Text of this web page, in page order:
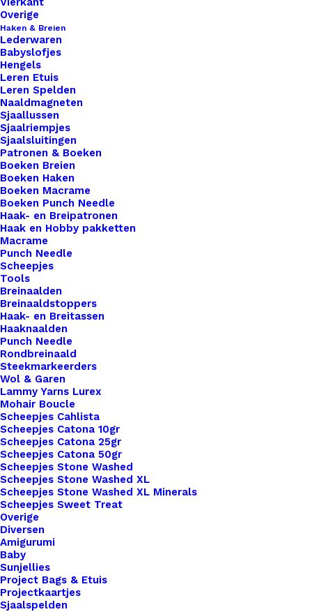
Overige
Haken & Breien
Lederwaren
Babyslofjes
Hengels
Leren Etuis
Leren Spelden
Naaldmagneten
Sjaallussen
Sjaalriempjes
Sjaalsluitingen
Patronen & Boeken
Boeken Breien
Boeken Haken
Boeken Macrame
Boeken Punch Needle
Haak- en Breipatronen
Haak en Hobby pakketten
Macrame
Punch Needle
Scheepjes
Tools
Breinaalden
Breinaaldstoppers
Haak- en Breitassen
Haaknaalden
Punch Needle
Rondbreinaald
Steekmarkeerders
Wol & Garen
Lammy Yarns Lurex
Mohair Boucle
Scheepjes Cahlista
Scheepjes Catona 10gr
Scheepjes Catona 25gr
Scheepjes Catona 50gr
Scheepjes Stone Washed
Scheepjes Stone Washed XL
Scheepjes Stone Washed XL Minerals
Scheepjes Sweet Treat
Overige
Diversen
Amigurumi
Baby
Sunjellies
Project Bags & Etuis
Projectkaartjes
Sjaalspelden
€1,10
Deze Musketon Haak is extra te bestellen bij de
tas hengsels met D-ringen. 8cm voor leer 15mm
en 20mm. .
Ontvang een melding als dit product weer op
voorraad is
Uitverkocht
Toevoegen aan verlanglijst
Artikelnummer
Categorie
Binnen 1-3 werkdagen verzonden
Veilig betalen
Unieke en kwaliteitsproducten
Overzicht
Nog meer leuks!